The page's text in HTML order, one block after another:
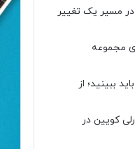
در مسیر یک تغییر
مجموعه‌
ببینید؛ از
کویین در